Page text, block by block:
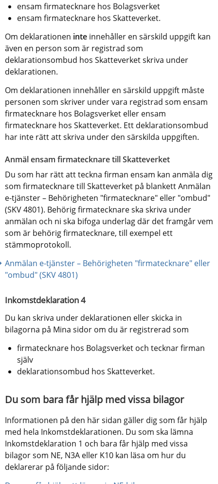
ensam firmatecknare hos Bolagsverket
ensam firmatecknare hos Skatteverket.
Om deklarationen inte innehåller en särskild uppgift kan
även en person som är registrad som
deklarationsombud hos Skatteverket skriva under
deklarationen.
Om deklarationen innehåller en särskild uppgift måste
personen som skriver under vara registrad som ensam
firmatecknare hos Bolagsverket eller ensam
firmatecknare hos Skatteverket. Ett deklarationsombud
har inte rätt att skriva under den särskilda uppgiften.
Anmäl ensam firmatecknare till Skatteverket
Du som har rätt att teckna firman ensam kan anmäla dig
som firmatecknare till Skatteverket på blankett Anmälan
e-tjänster – Behörigheten "firmatecknare" eller "ombud"
(SKV 4801). Behörig firmatecknare ska skriva under
anmälan och ni ska bifoga underlag där det framgår vem
som är behörig firmatecknare, till exempel ett
stämmoprotokoll.
Anmälan e-tjänster – Behörigheten "firmatecknare" eller
"ombud" (SKV 4801)
Inkomstdeklaration 4
Du kan skriva under deklarationen eller skicka in
bilagorna på Mina sidor om du är registrerad som
firmatecknare hos Bolagsverket och tecknar firman
själv
deklarationsombud hos Skatteverket.
Du som bara får hjälp med vissa bilagor
Informationen på den här sidan gäller dig som får hjälp
med hela Inkomstdeklarationen. Du som ska lämna
Inkomstdeklaration 1 och bara får hjälp med vissa
bilagor som NE, N3A eller K10 kan läsa om hur du
deklarerar på följande sidor: